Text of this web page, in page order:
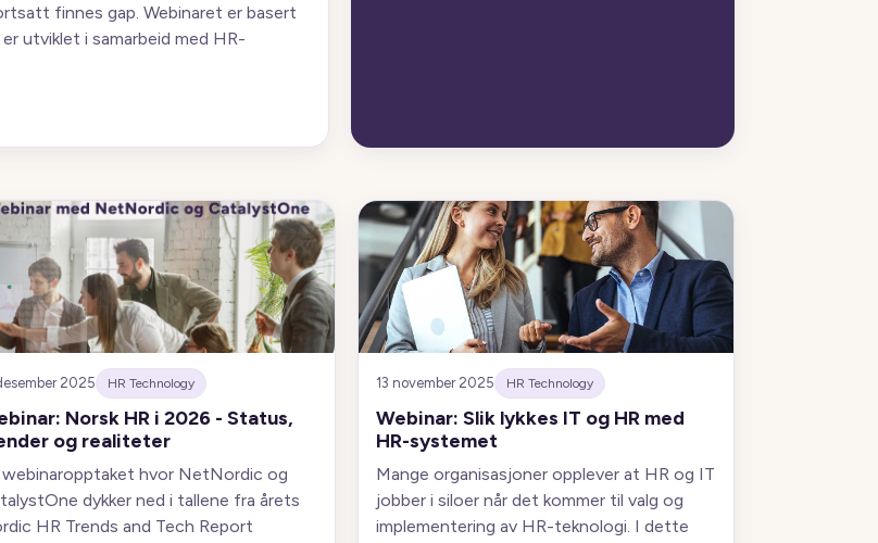
finnes gap. Webinaret er basert
utviklet i samarbeid med HR-
2025 HR Technology
Norsk HR i 2026 - Status,
og realiteter
webinaropptaket hvor NetNordic og
dykker ned i tallene fra årets
HR Trends and Tech Report
13 november 2025 HR Technology
Webinar: Slik lykkes IT og HR med
HR-systemet
Mange organisasjoner opplever at HR og IT
jobber i siloer når det kommer til valg og
implementering av HR-teknologi. I dette